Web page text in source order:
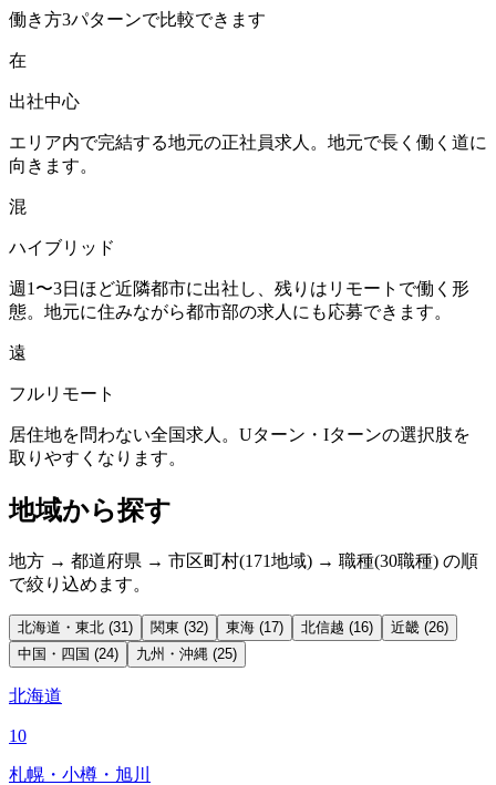
働き方3パターンで比較できます
在
出社中心
エリア内で完結する地元の正社員求人。地元で長く働く道に
向きます。
混
ハイブリッド
週1〜3日ほど近隣都市に出社し、残りはリモートで働く形
態。地元に住みながら都市部の求人にも応募できます。
遠
フルリモート
居住地を問わない全国求人。Uターン・Iターンの選択肢を
取りやすくなります。
地域から探す
地方 → 都道府県 → 市区町村(171地域) → 職種(30職種) の順
で絞り込めます。
北海道・東北 (31) 関東 (32) 東海 (17) 北信越 (16) 近畿 (26)
中国・四国 (24) 九州・沖縄 (25)
北海道
10
札幌・小樽・旭川